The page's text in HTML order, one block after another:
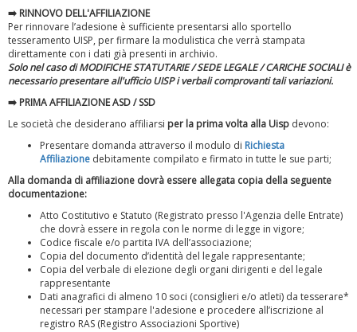
Luglio 2026: "Pensando con i piedi, si possono fare le
rivoluzioni"
➡️ RINNOVO DELL'AFFILIAZIONE
Per rinnovare l’adesione è sufficiente presentarsi allo sportello
tesseramento UISP, per firmare la modulistica che verrà stampata
direttamente con i dati già presenti in archivio.
Solo nel caso di MODIFICHE STATUTARIE / SEDE LEGALE / CARICHE SOCIALI è
necessario presentare all'ufficio UISP i verbali comprovanti tali variazioni.
➡️ PRIMA AFFILIAZIONE ASD / SSD
Le società che desiderano affiliarsi per la prima volta alla Uisp devono:
Presentare domanda attraverso il modulo di Richiesta
Affiliazione debitamente compilato e firmato in tutte le sue parti;
Alla domanda di affiliazione dovrà essere allegata copia della seguente
documentazione:
Atto Costitutivo e Statuto (Registrato presso l'Agenzia delle Entrate)
che dovrà essere in regola con le norme di legge in vigore;
Codice fiscale e/o partita IVA dell’associazione;
Copia del documento d’identità del legale rappresentante;
Copia del verbale di elezione degli organi dirigenti e del legale
rappresentante
Dati anagrafici di almeno 10 soci (consiglieri e/o atleti) da tesserare*
necessari per stampare l'adesione e procedere all’iscrizione al
registro RAS (Registro Associazioni Sportive)